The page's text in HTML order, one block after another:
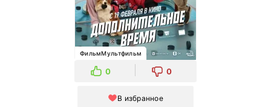
ФильмМультфильм
0 0
В избранное